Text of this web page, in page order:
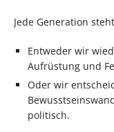
Jede Generation
Entweder wir
Aufrüstung und
Oder wir
politisch.